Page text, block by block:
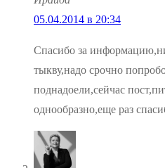
05.04.2014 в 20:34
Спасибо за
тыкву,надо срочно
поднадоели,сейчас
однообразно,еще раз